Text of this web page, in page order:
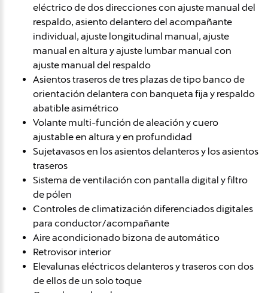
eléctrico de dos direcciones con ajuste manual del
respaldo, asiento delantero del acompañante
individual, ajuste longitudinal manual, ajuste
manual en altura y ajuste lumbar manual con
ajuste manual del respaldo
Asientos traseros de tres plazas de tipo banco de
orientación delantera con banqueta fija y respaldo
abatible asimétrico
Volante multi-función de aleación y cuero
ajustable en altura y en profundidad
Sujetavasos en los asientos delanteros y los asientos
traseros
Sistema de ventilación con pantalla digital y filtro
de pólen
Controles de climatización diferenciados digitales
para conductor/acompañante
Aire acondicionado bizona de automático
Retrovisor interior
Elevalunas eléctricos delanteros y traseros con dos
de ellos de un solo toque